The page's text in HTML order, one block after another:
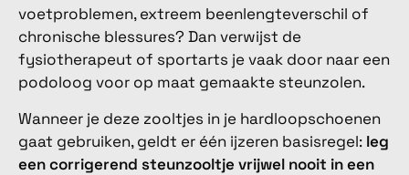
voetproblemen, extreem beenlengteverschil of
chronische blessures? Dan verwijst de
fysiotherapeut of sportarts je vaak door naar een
podoloog voor op maat gemaakte steunzolen.
Wanneer je deze zooltjes in je hardloopschoenen
gaat gebruiken, geldt er één ijzeren basisregel: leg
een corrigerend steunzooltje vrijwel nooit in een